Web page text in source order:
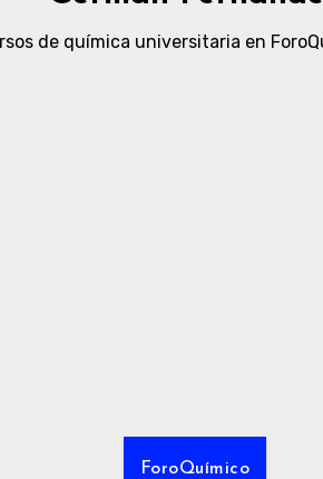
de química universitaria en
ForoQuímico